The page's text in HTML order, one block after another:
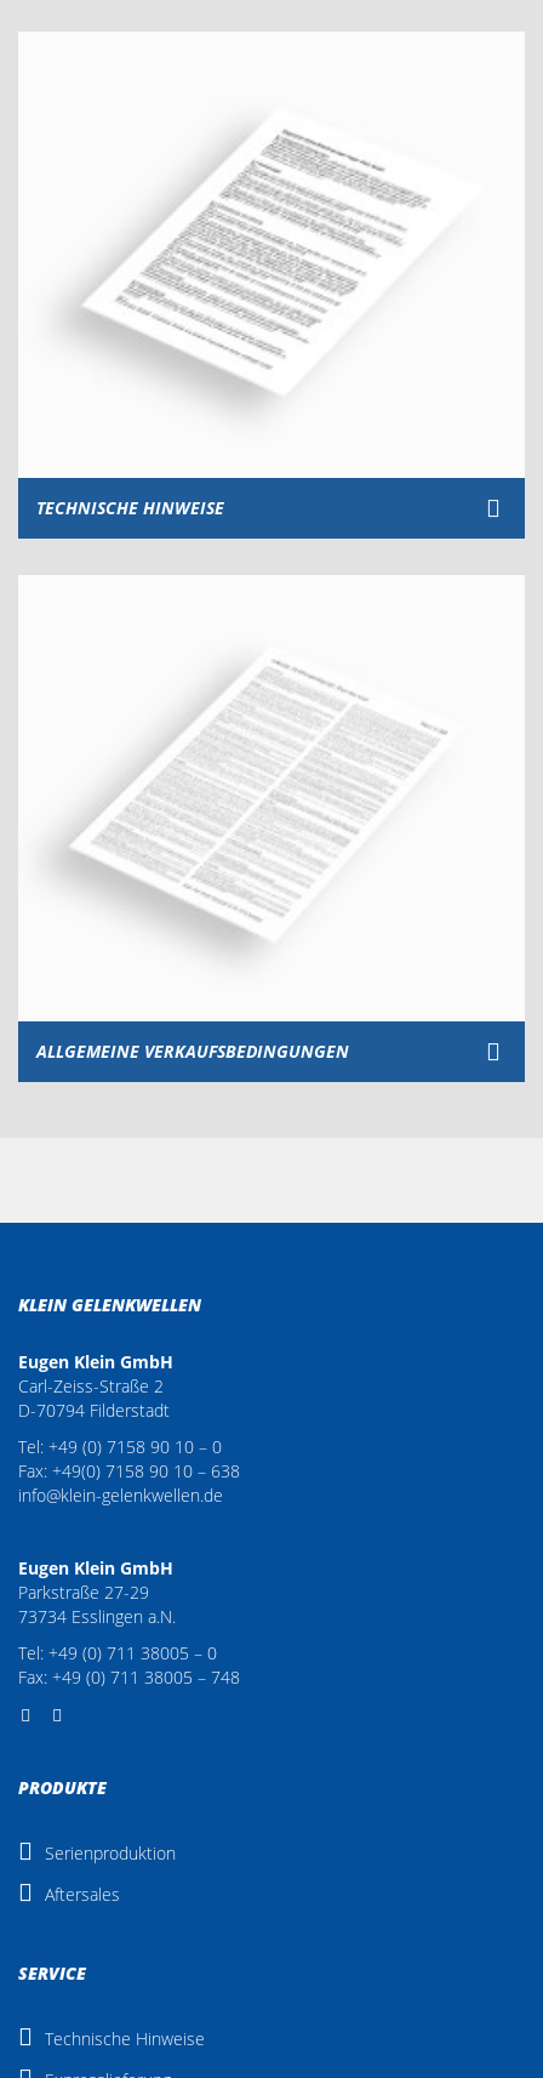
TECHNISCHE HINWEISE
ALLGEMEINE VERKAUFSBEDINGUNGEN
KLEIN GELENKWELLEN
Eugen Klein GmbH
Carl-Zeiss-Straße 2
D-70794 Filderstadt
Tel: +49 (0) 7158 90 10 – 0
Fax: +49(0) 7158 90 10 – 638
info@klein-gelenkwellen.de
Eugen Klein GmbH
Parkstraße 27-29
73734 Esslingen a.N.
Tel: +49 (0) 711 38005 – 0
Fax: +49 (0) 711 38005 – 748
PRODUKTE
Serienproduktion
Aftersales
SERVICE
Technische Hinweise